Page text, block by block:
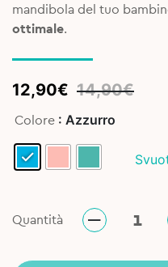
mandibola del tuo
ottimale.
14,90€
Original
was:
14,90€.
12,90€
Current
is:
12,90€.
Colore : Azzurro
Quantità